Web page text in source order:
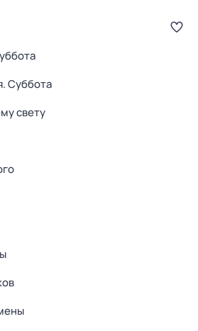
Суббота
свету